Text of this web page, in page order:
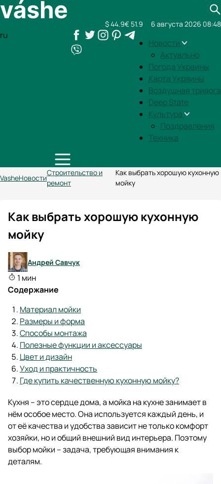
ru
Новости
Актуально
Погода Украины
Карта Украины
Воздушная тривога
Deep State
Культура
Поздравления
Техника
$ 44.9€ 51.9 6 августа 2026 08:48
VasheНовости
Строительство и
ремонт
Как выбрать хорошую кухонную
мойку
Как выбрать хорошую кухонную
мойку
Андрей Савчук
1 мин
Содержание
Материал мойки
Размеры и форма
Способы монтажа
Полезные функции и аксессуары
Цвет и дизайн
Уход и практичность
Где купить качественную кухонную мойку?
Кухня – это сердце дома, а мойка на кухне занимает в
нём особое место. Она используется каждый день, и
от её качества и удобства зависит не только комфорт
хозяйки, но и общий внешний вид интерьера. Поэтому
выбор мойки – задача, требующая внимания к
деталям.